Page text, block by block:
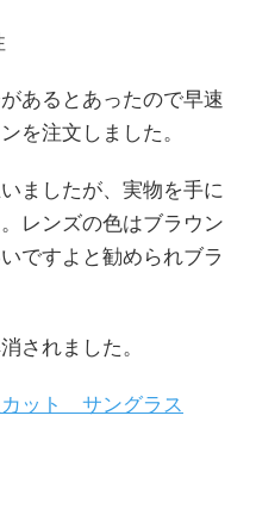
あるとあったので早速
を注文しました。
ましたが、実物を手に
レンズの色はブラウン
ですよと勧められブラ
されました。
ット サングラス